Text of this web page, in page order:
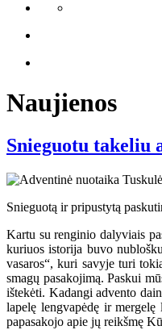
Naujienos
Snieguotu takeliu
Snieguotą ir pripustytą
Kartu su renginio dalyviais
kuriuos istorija buvo
vasaros“, kuri savyje turi
smagų pasakojimą. Paskui
ištekėti. Kadangi advento
lapelę lengvapėdę ir
papasakojo apie jų reikšmę